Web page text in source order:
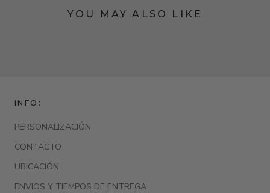
YOU MAY ALSO LIKE
INFO:
PERSONALIZACIÓN
CONTACTO
UBICACIÓN
ENVIOS Y TIEMPOS DE ENTREGA